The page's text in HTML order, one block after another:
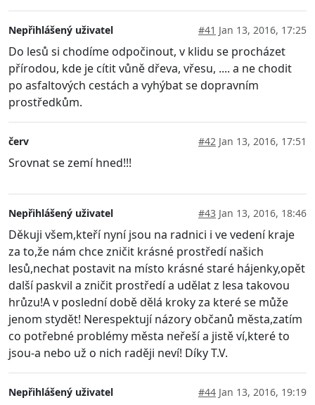
Nepřihlášený uživatel #41 Jan 13, 2016, 17:25
Do lesů si chodíme odpočinout, v klidu se procházet
přírodou, kde je cítit vůně dřeva, vřesu, .... a ne chodit
po asfaltových cestách a vyhýbat se dopravním
prostředkům.
červ #42 Jan 13, 2016, 17:51
Srovnat se zemí hned!!!
Nepřihlášený uživatel #43 Jan 13, 2016, 18:46
Děkuji všem,kteří nyní jsou na radnici i ve vedení kraje
za to,že nám chce zničit krásné prostředí našich
lesů,nechat postavit na místo krásné staré hájenky,opět
další paskvil a zničit prostředí a udělat z lesa takovou
hrůzu!A v poslední době dělá kroky za které se může
jenom stydět! Nerespektují názory občanů města,zatím
co potřebné problémy města neřeší a jistě ví,které to
jsou-a nebo už o nich raději neví! Díky T.V.
Nepřihlášený uživatel #44 Jan 13, 2016, 19:19